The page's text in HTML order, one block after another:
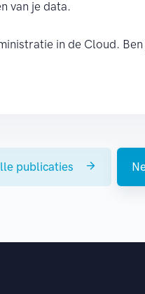
van je data.
in de Cloud.
publicaties